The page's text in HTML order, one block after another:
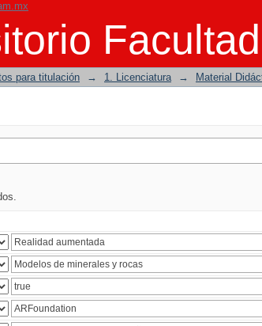
para titulación → 1. Licenciatura → Material